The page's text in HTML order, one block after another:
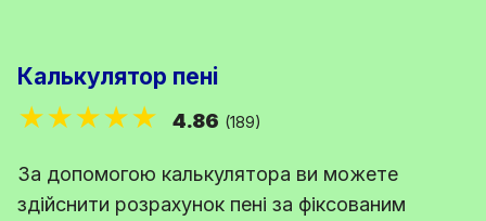
Калькулятор пені
★★★★★ 4.86 (189)
За допомогою калькулятора ви можете
здійснити розрахунок пені за фіксованим